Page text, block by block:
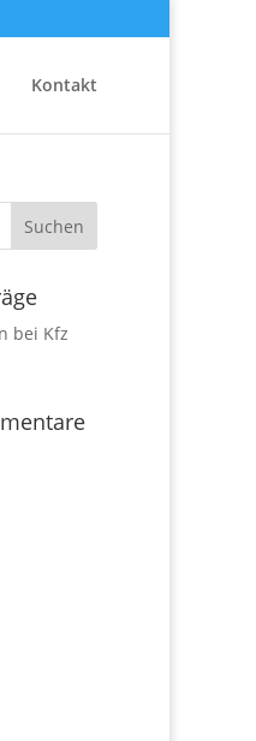
Kontakt
bei Kfz